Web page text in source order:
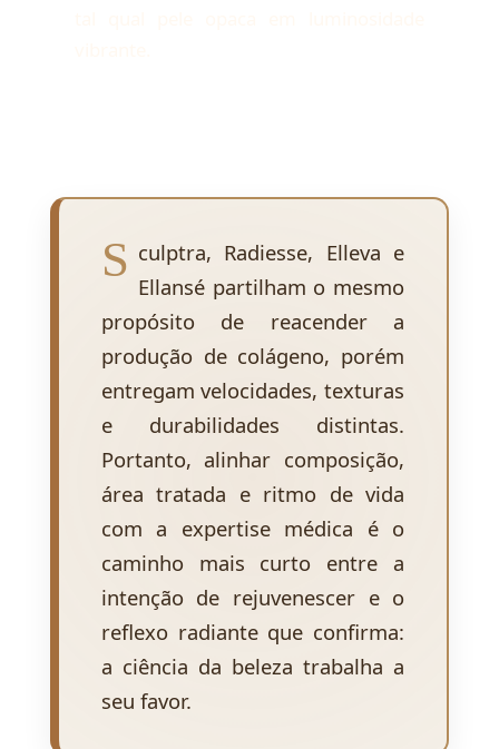
S culptra, Radiesse, Elleva e
Ellansé partilham o mesmo
propósito de reacender a
produção de colágeno, porém
entregam velocidades, texturas
e durabilidades distintas.
Portanto, alinhar composição,
área tratada e ritmo de vida
com a expertise médica é o
caminho mais curto entre a
intenção de rejuvenescer e o
reflexo radiante que confirma:
a ciência da beleza trabalha a
seu favor.